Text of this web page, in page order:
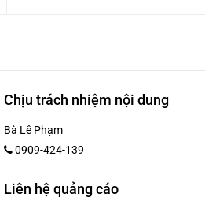
Chịu trách nhiệm nội dung
Bà Lê Phạm
0909-424-139
Liên hệ quảng cáo